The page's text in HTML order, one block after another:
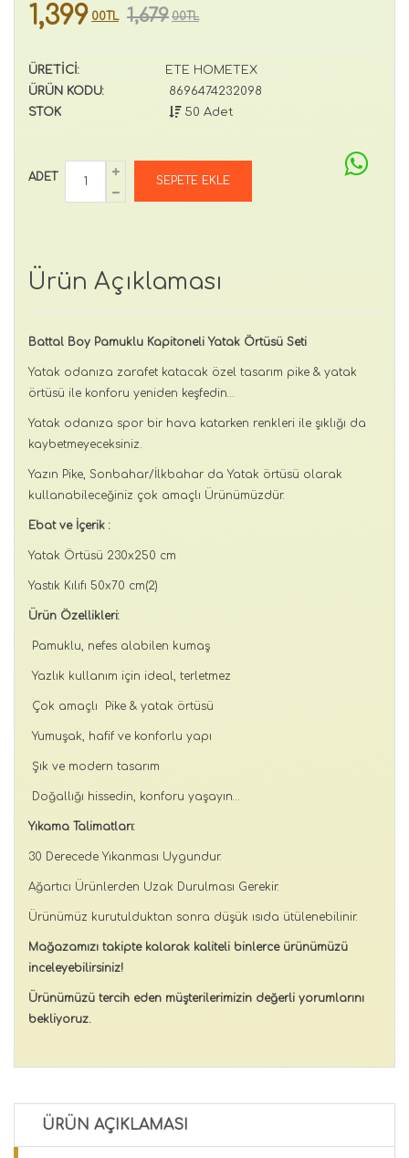
1,399 00TL 1,679 00TL
ÜRETİCİ:
ETE HOMETEX
ÜRÜN KODU:
8696474232098
STOK
50 Adet
ADET
Ürün Açıklaması
Battal Boy Pamuklu Kapitoneli Yatak Örtüsü Seti
Yatak odanıza zarafet katacak özel tasarım pike & yatak
örtüsü ile konforu yeniden keşfedin…
Yatak odanıza spor bir hava katarken renkleri ile şıklığı da
kaybetmeyeceksiniz.
Yazın Pike, Sonbahar/İlkbahar da Yatak örtüsü olarak
kullanabileceğiniz çok amaçlı Ürünümüzdür.
Ebat ve İçerik :
Yatak Örtüsü 230x250 cm
Yastık Kılıfı 50x70 cm(2)
Ürün Özellikleri:
Pamuklu, nefes alabilen kumaş
Yazlık kullanım için ideal, terletmez
Çok amaçlı Pike & yatak örtüsü
Yumuşak, hafif ve konforlu yapı
Şık ve modern tasarım
Doğallığı hissedin, konforu yaşayın…
Yıkama Talimatları:
30 Derecede Yıkanması Uygundur.
Ağartıcı Ürünlerden Uzak Durulması Gerekir.
Ürünümüz kurutulduktan sonra düşük ısıda ütülenebilinir.
Mağazamızı takipte kalarak kaliteli binlerce ürünümüzü
inceleyebilirsiniz!
Ürünümüzü tercih eden müşterilerimizin değerli yorumlarını
bekliyoruz.
ÜRÜN AÇIKLAMASI